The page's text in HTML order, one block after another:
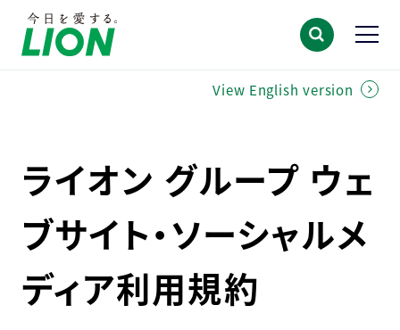
View English version
ライオン グループ ウェ
ブサイト・ソーシャルメ
ディア利用規約